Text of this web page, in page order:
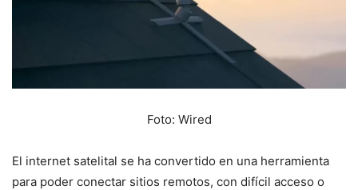
Foto: Wired
El internet satelital se ha convertido en una herramienta
para poder conectar sitios remotos, con difícil acceso o